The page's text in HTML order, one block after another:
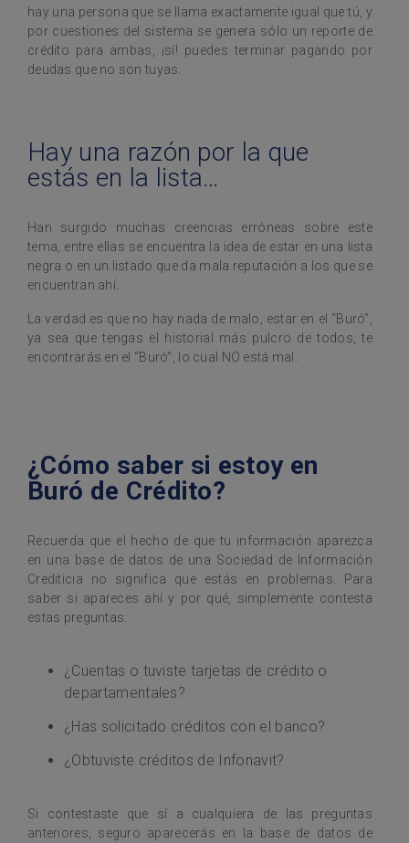
hay una persona que se llama exactamente igual que tú, y
por cuestiones del sistema se genera sólo un reporte de
crédito para ambas, ¡sí! puedes terminar pagando por
deudas que no son tuyas.
Hay una razón por la que
estás en la lista…
Han surgido muchas creencias erróneas sobre este
tema, entre ellas se encuentra la idea de estar en una lista
negra o en un listado que da mala reputación a los que se
encuentran ahí.
La verdad es que no hay nada de malo, estar en el “Buró”,
ya sea que tengas el historial más pulcro de todos, te
encontrarás en el “Buró”, lo cual NO está mal.
¿Cómo saber si estoy en
Buró de Crédito?
Recuerda que el hecho de que tu información aparezca
en una base de datos de una Sociedad de Información
Crediticia no significa que estás en problemas. Para
saber si apareces ahí y por qué, simplemente contesta
estas preguntas:
¿Cuentas o tuviste tarjetas de crédito o
departamentales?
¿Has solicitado créditos con el banco?
¿Obtuviste créditos de Infonavit?
Si contestaste que sí a cualquiera de las preguntas
anteriores, seguro aparecerás en la base de datos de